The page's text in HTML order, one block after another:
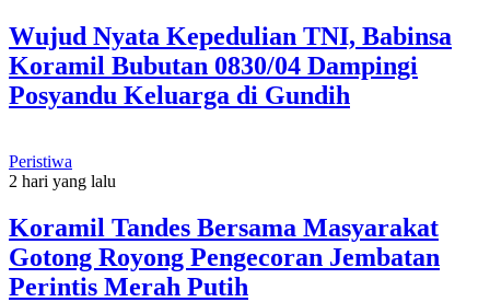
Wujud Nyata Kepedulian TNI, Babinsa
Koramil Bubutan 0830/04 Dampingi
Posyandu Keluarga di Gundih
Peristiwa
2 hari yang lalu
Koramil Tandes Bersama Masyarakat
Gotong Royong Pengecoran Jembatan
Perintis Merah Putih